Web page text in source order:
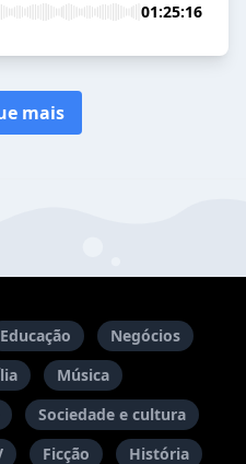
01:25:16
mais
Educação
Negócios
Música
Sociedade e cultura
Ficção História